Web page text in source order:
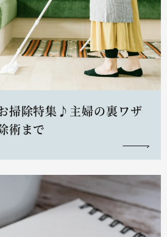
掃除特集♪主婦の裏ワザ
術まで